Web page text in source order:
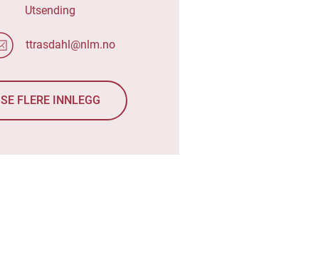
Utsending
ttrasdahl@nlm.no
SE FLERE INNLEGG